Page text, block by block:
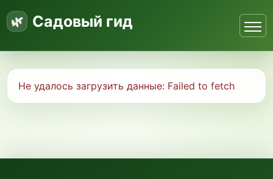
Садовый гид
Не удалось загрузить данные: Failed to fetch